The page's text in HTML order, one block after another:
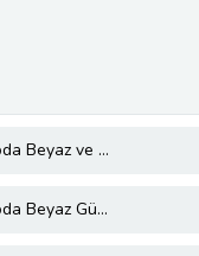
Çizgili Cam Vazoda Beyaz ve Pembe Güller
Çizgili Cam Vazoda Beyaz Gül ve Trüflü Gurme Lezzetler